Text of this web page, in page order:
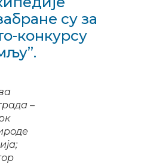
су за
конкурсу
–